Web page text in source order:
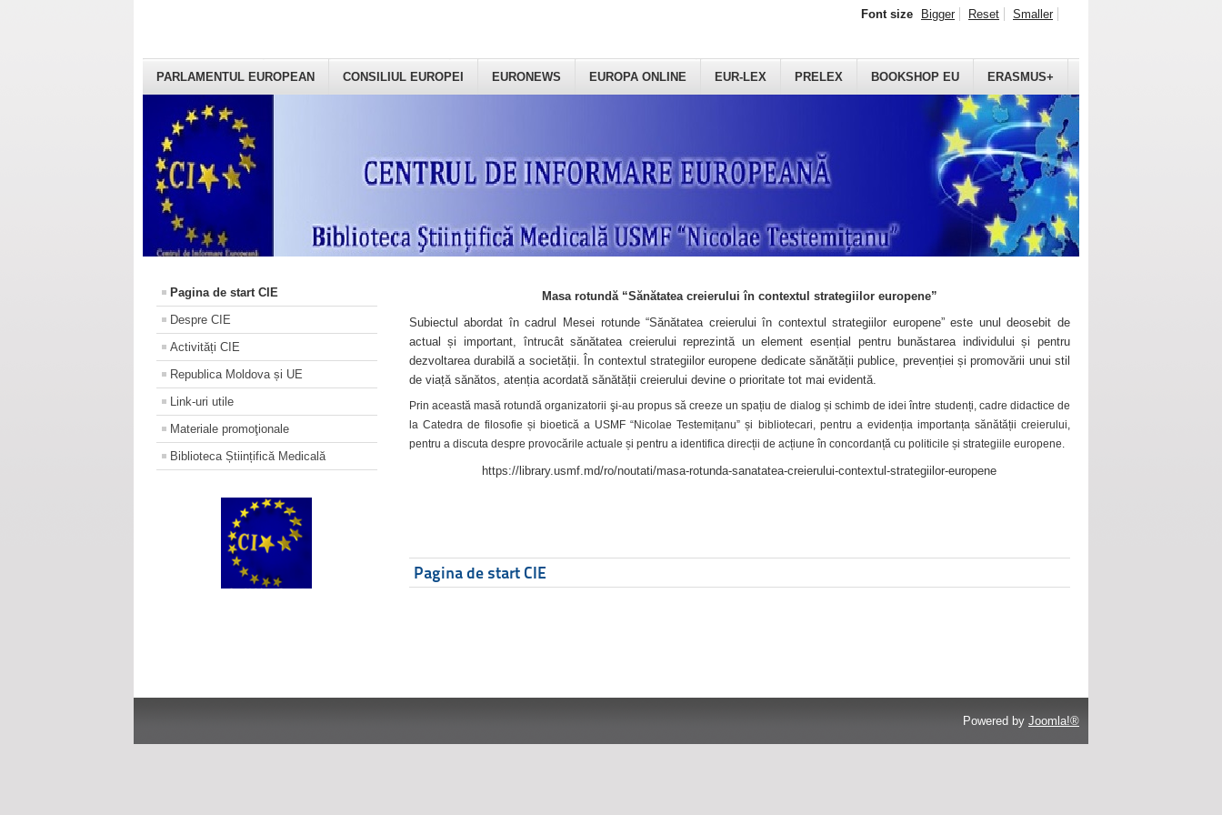
PARLAMENTUL EUROPEAN CONSILIUL EUROPEI EURONEWS EUROPA ONLINE EUR-LEX PRELEX BOOKSHOP EU ERASMUS+
Font size Bigger Reset Smaller
Pagina de start CIE
Despre CIE
Activități CIE
Republica Moldova și UE
Link-uri utile
Materiale promoţionale
Biblioteca Științifică Medicală
Masa rotundă “Sănătatea creierului în contextul strategiilor europene”
Subiectul abordat în cadrul Mesei rotunde “Sănătatea creierului în contextul strategiilor europene” este unul deosebit de
actual și important, întrucât sănătatea creierului reprezintă un element esențial pentru bunăstarea individului și pentru
dezvoltarea durabilă a societății. În contextul strategiilor europene dedicate sănătății publice, prevenției și promovării unui stil
de viață sănătos, atenția acordată sănătății creierului devine o prioritate tot mai evidentă.
Prin această masă rotundă organizatorii şi-au propus să creeze un spațiu de dialog și schimb de idei între studenți, cadre didactice de
la Catedra de filosofie și bioetică a USMF “Nicolae Testemițanu” și bibliotecari, pentru a evidenția importanța sănătății creierului,
pentru a discuta despre provocările actuale și pentru a identifica direcții de acțiune în concordanță cu politicile și strategiile europene.
https://library.usmf.md/ro/noutati/masa-rotunda-sanatatea-creierului-contextul-strategiilor-europene
Pagina de start CIE
Powered by Joomla!®